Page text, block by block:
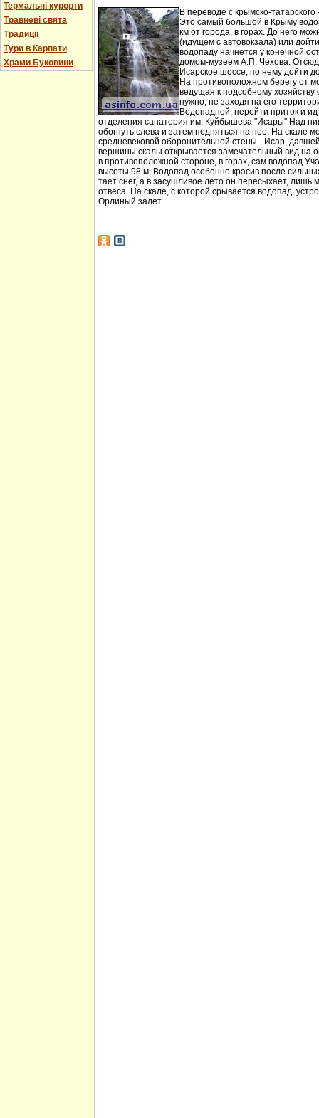
Термальні курорти
Травневі свята
Традиції
Тури в Карпати
Храми Буковини
В переводе с крымско-
Это самый большой в Крыму
км от города, в горах. До него
(идущем с автовокзала) или
водопаду начнется у конечной
домом-музеем А.П. Чехова.
Исарское шоссе, по нему дойти
На противоположном берегу от
ведущая к подсобному
нужно, не заходя на его
Водопадной, перейти приток и
отделения санатория им. Куйбышева "Исары" Над
обогнуть слева и затем подняться на нее. На скале
средневековой оборонительной стены - Исар,
вершины скалы открывается замечательный вид на
в противоположной стороне, в горах, сам водопад
высоты 98 м. Водопад особенно красив после
тает снег, а в засушливое лето он пересыхает, лишь
отвеса. На скале, с которой срывается водопад,
Орлиный залет.